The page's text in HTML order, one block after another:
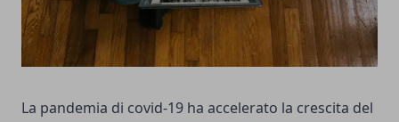
La pandemia di covid-19 ha accelerato la crescita del